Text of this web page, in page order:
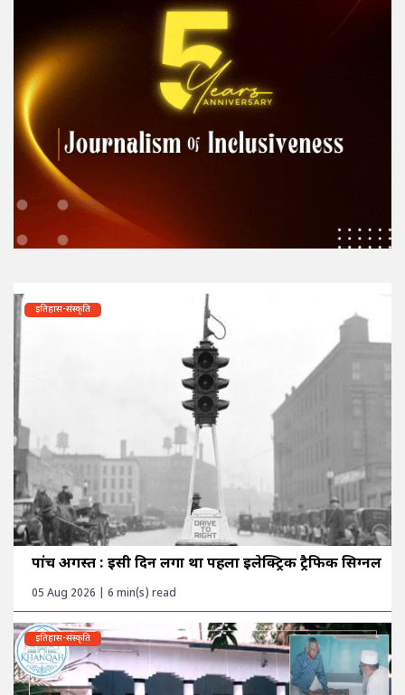
इतिहास-संस्कृति
पांच अगस्त : इसी दिन लगा था पहला इलेक्ट्रिक ट्रैफिक सिग्नल
05 Aug 2026 | 6 min(s) read
इतिहास-संस्कृति